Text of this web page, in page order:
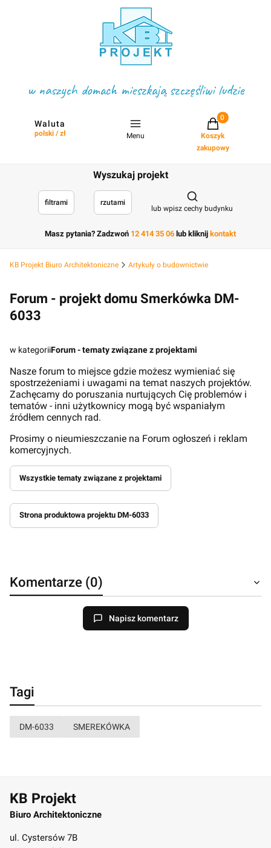
w naszych domach mieszkają szczęśliwi ludzie
Waluta
polski / zł Menu
Projekty w
Koszyk
zakupowy
Wyszukaj projekt
filtrami rzutami
Otwórz
lub wpisz cechy budynku
Masz pytania? Zadzwoń 12 414 35 06 lub kliknij kontakt
KB Projekt Biuro Architektoniczne Artykuły o budownictwie
Forum - projekt domu Smerkówka DM-
6033
w kategoriiForum - tematy związane z projektami
Nasze forum to miejsce gdzie możesz wymieniać się
spostrzeżeniami i uwagami na temat naszych projektów.
Zachęcamy do poruszania nurtujących Cię problemów i
tematów - inni użytkownicy mogą być wspaniałym
źródłem cennych rad.
Prosimy o nieumieszczanie na Forum ogłoszeń i reklam
komercyjnych.
Wszystkie tematy związane z projektami
Strona produktowa projektu DM-6033
Komentarze (0)
Napisz komentarz
Tagi
DM-6033 SMEREKÓWKA
KB Projekt
Biuro Architektoniczne
ul. Cystersów 7B